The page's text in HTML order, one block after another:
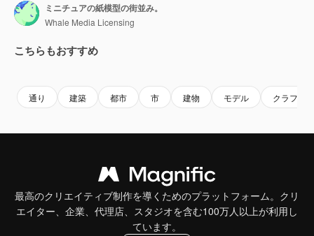
ミニチュアの紙模型の街並み。
Whale Media Licensing
こちらもおすすめ
通り 建築 都市 市 建物 モデル クラフト
最高のクリエイティブ制作を導くためのプラットフォーム。クリ
エイター、企業、代理店、スタジオを含む100万人以上が利用し
ています。